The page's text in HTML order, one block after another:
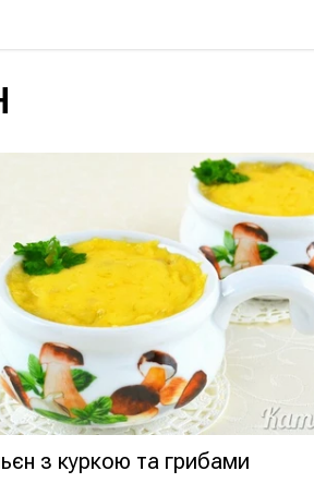
з куркою та грибами